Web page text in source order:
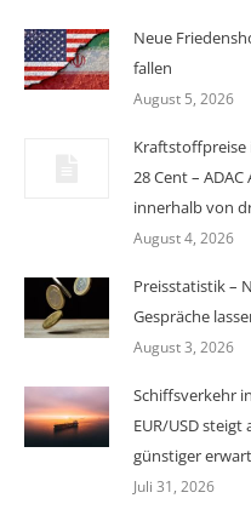
Neue
fallen
August 5, 2026
Kraftstoffpreise
28 Cent –
innerhalb von
August 4, 2026
Preisstatistik –
Gespräche
August 3, 2026
Schiffsverkehr
EUR/USD
günstiger
Juli 31, 2026